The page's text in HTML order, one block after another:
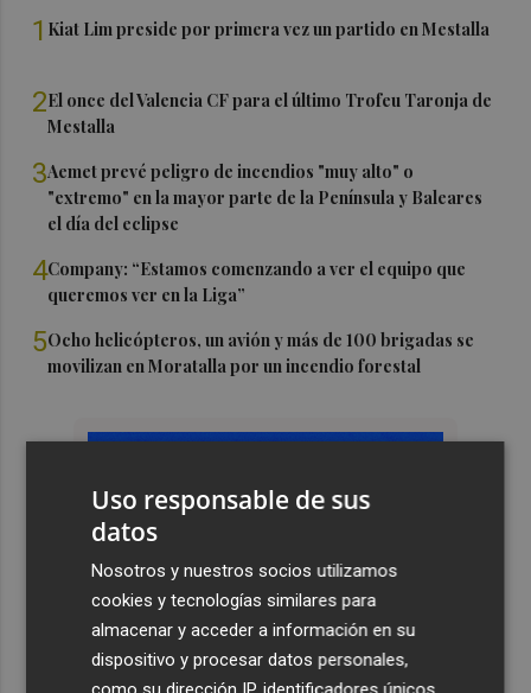
1 Kiat Lim preside por primera vez un partido en Mestalla
2El once del Valencia CF para el último Trofeu Taronja de
Mestalla
3Aemet prevé peligro de incendios "muy alto" o
"extremo" en la mayor parte de la Península y Baleares
el día del eclipse
4Company: “Estamos comenzando a ver el equipo que
queremos ver en la Liga”
5Ocho helicópteros, un avión y más de 100 brigadas se
movilizan en Moratalla por un incendio forestal
Uso responsable de sus
datos
Nosotros y nuestros socios utilizamos
cookies y tecnologías similares para
almacenar y acceder a información en su
dispositivo y procesar datos personales,